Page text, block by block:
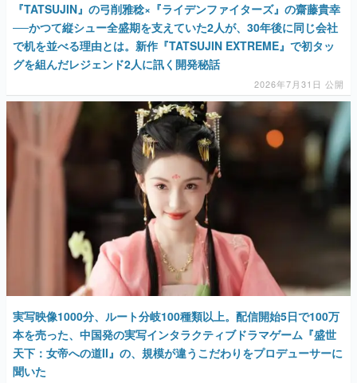
『TATSUJIN』の弓削雅稔×『ライデンファイターズ』の齋藤貴幸
──かつて縦シュー全盛期を支えていた2人が、30年後に同じ会社
で机を並べる理由とは。新作『TATSUJIN EXTREME』で初タッ
グを組んだレジェンド2人に訊く開発秘話
2026年7月31日 公開
実写映像1000分、ルート分岐100種類以上。配信開始5日で100万
本を売った、中国発の実写インタラクティブドラマゲーム『盛世
天下：女帝への道II』の、規模が違うこだわりをプロデューサーに
聞いた